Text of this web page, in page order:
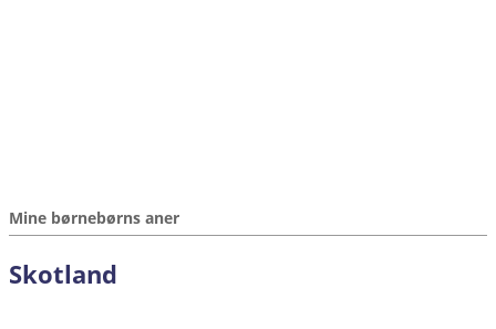
Mine børnebørns aner
Skotland